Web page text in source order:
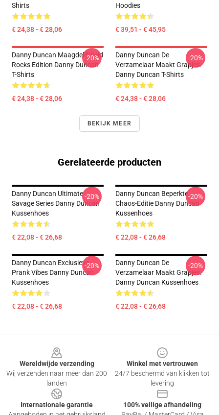
Shirts
€ 24,38 - € 28,06
Hoodies
€ 39,51 - € 45,95
Danny Duncan Maagdelijkheid
Rocks Edition Danny Duncan
T-Shirts
€ 24,38 - € 28,06
-20%
Danny Duncan De
Verzamelaar Maakt Grapjes.
Danny Duncan T-Shirts
€ 24,38 - € 28,06
-20%
BEKIJK MEER
Gerelateerde producten
Danny Duncan Ultimate
Savage Series Danny Duncan
Kussenhoes
€ 22,08 - € 26,68
-20%
Danny Duncan Beperkte
Chaos-Editie Danny Duncan
Kussenhoes
€ 22,08 - € 26,68
-20%
Danny Duncan Exclusieve
Prank Vibes Danny Duncan
Kussenhoes
€ 22,08 - € 26,68
-20%
Danny Duncan De
Verzamelaar Maakt Grapjes.
Danny Duncan Kussenhoes
€ 22,08 - € 26,68
-20%
Wereldwijde verzending
Wij verzenden naar meer dan 200
landen
Winkel met vertrouwen
24/7 beschermd van klikken tot
levering
Internationale garantie
100% veilige afhandeling